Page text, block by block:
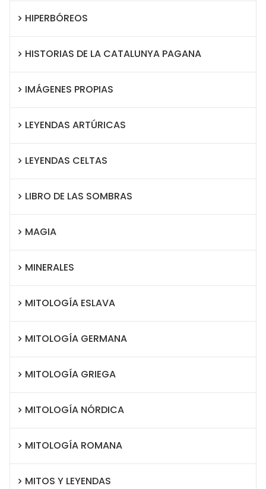
HIPERBÓREOS
HISTORIAS DE LA CATALUNYA PAGANA
IMÁGENES PROPIAS
LEYENDAS ARTÚRICAS
LEYENDAS CELTAS
LIBRO DE LAS SOMBRAS
MAGIA
MINERALES
MITOLOGÍA ESLAVA
MITOLOGÍA GERMANA
MITOLOGÍA GRIEGA
MITOLOGÍA NÓRDICA
MITOLOGÍA ROMANA
MITOS Y LEYENDAS